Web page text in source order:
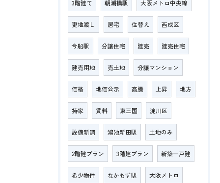
3階建て 朝潮橋駅 大阪メトロ中央線
更地渡し 居宅 住替え 西成区
今船駅 分譲住宅 建売 建売住宅
建売用地 売土地 分譲マンション
価格 地価公示 高騰 上昇 地方
持家 賃料 東三国 淀川区
設備新調 鴻池新田駅 土地のみ
2階建プラン 3階建プラン 新築一戸建
希少物件 なかもず駅 大阪メトロ